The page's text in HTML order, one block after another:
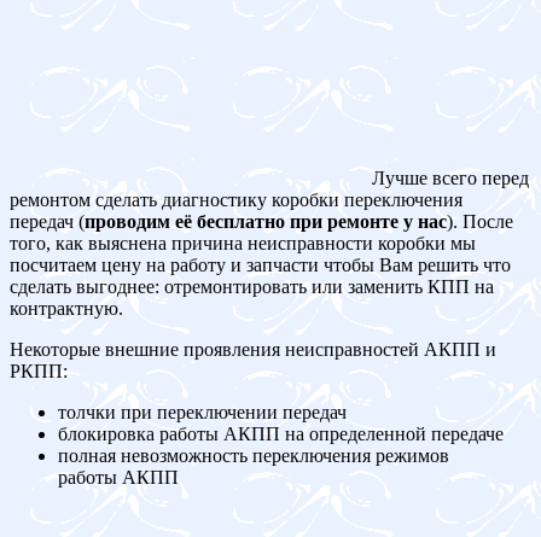
Лучше всего перед
ремонтом сделать диагностику коробки переключения
передач (проводим её бесплатно при ремонте у нас). После
того, как выяснена причина неисправности коробки мы
посчитаем цену на работу и запчасти чтобы Вам решить что
сделать выгоднее: отремонтировать или заменить КПП на
контрактную.
Некоторые внешние проявления неисправностей АКПП и
РКПП:
толчки при переключении передач
блокировка работы АКПП на определенной передаче
полная невозможность переключения режимов
работы АКПП